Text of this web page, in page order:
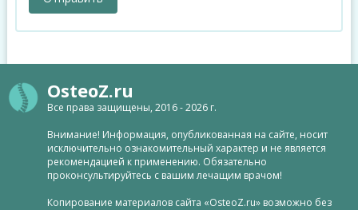
OsteoZ.ru
Все права защищены, 2016 - 2026 г.
Внимание! Информация, опубликованная на сайте, носит
исключительно ознакомительный характер и не является
рекомендацией к применению. Обязательно
проконсультируйтесь с вашим лечащим врачом!
Копирование материалов сайта «OsteoZ.ru» возможно без